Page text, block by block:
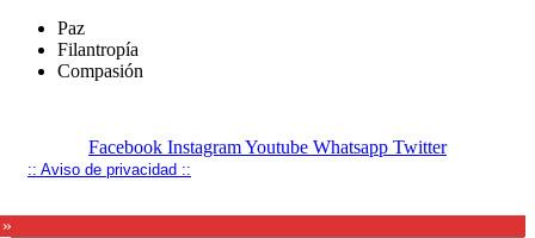
Paz
Filantropía
Compasión
Facebook InstagramYoutube Whatsapp Twitter
:: Aviso de privacidad ::